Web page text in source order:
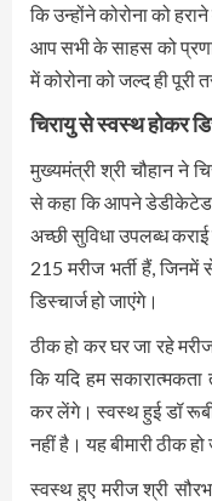
कि उन्होंने कोरोना को
आप सभी के साहस को
में कोरोना को जल्द ही पूरी
चिरायु से स्वस्थ होकर
मुख्यमंत्री श्री चौहान ने
से कहा कि आपने डेडीकेटेड
अच्छी सुविधा उपलब्ध
215 मरीज भर्ती हैं,
डिस्चार्ज हो जाएंगे।
ठीक हो कर घर जा रहे
कि यदि हम सकारात्मकता
कर लेंगे। स्वस्थ हुई डॉ
नहीं है। यह बीमारी ठीक
स्वस्थ हुए मरीज श्री